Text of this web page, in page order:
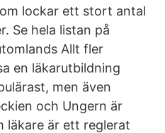
lockar ett stort antal
Se hela listan på
Allt fler
en läkarutbildning
men även
och Ungern är
läkare är ett reglerat